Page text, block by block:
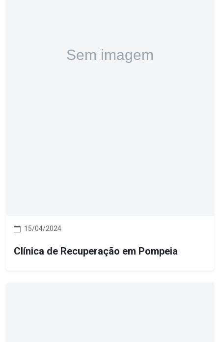
15/04/2024
Clínica de Recuperação em Pompeia